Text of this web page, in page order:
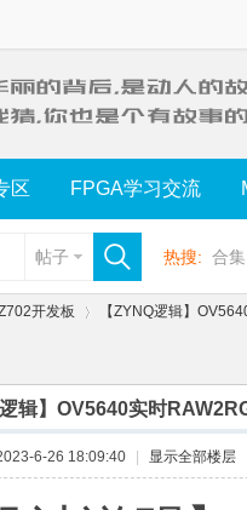
区 FPGA学习交流
帖子 热搜: 合集
开发板
›
【ZYNQ逻辑】
逻辑】OV5640实时
6-26 18:09:40 显示全部楼层